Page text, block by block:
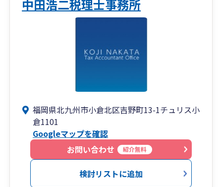
中田浩二税理士事務所
福岡県北九州市小倉北区吉野町13-1チュリス小
倉1101
Googleマップを確認
お問い合わせ
紹介無料
検討リストに追加